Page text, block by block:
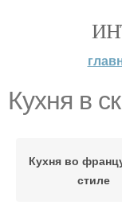
Кухня в
Кухня во
стиле